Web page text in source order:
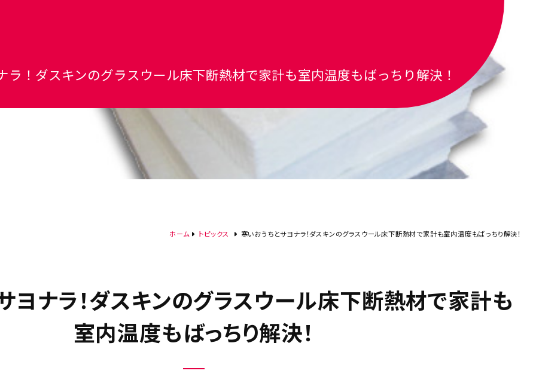
ラ！ダスキンのグラスウール床下断熱材で家計も室内温度もばっちり解決！
ホーム トピックス 寒いおうちとサヨナラ！ダスキンのグラスウール床下断熱材で家計も室内温度もばっちり解決！
ヨナラ！ダスキンのグラスウール床下断熱材で家計も
室内温度もばっちり解決！